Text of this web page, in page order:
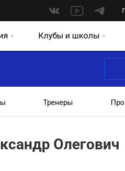
Клубы и школы
Тренеры
Олегович